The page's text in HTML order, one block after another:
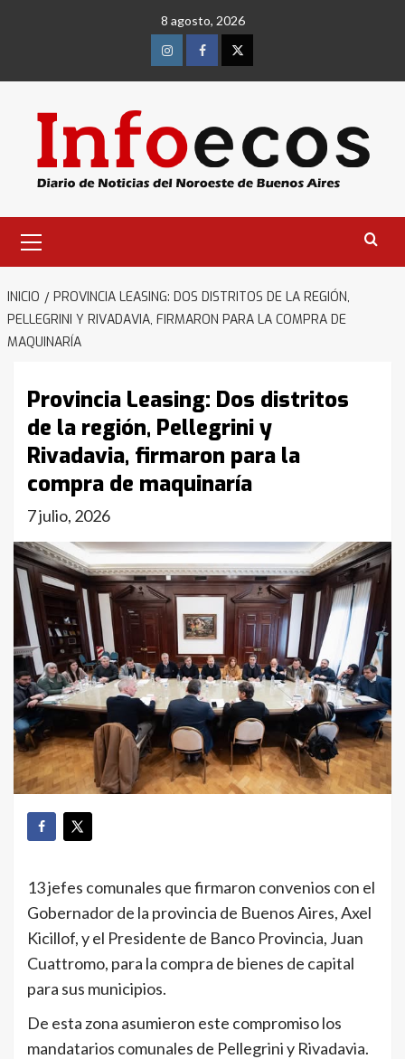
8 agosto, 2026
InstagramFacebookTwitter
primario
INICIO
PROVINCIA LEASING: DOS DISTRITOS DE LA REGIÓN,
PELLEGRINI Y RIVADAVIA, FIRMARON PARA LA COMPRA DE
MAQUINARÍA
Provincia Leasing: Dos distritos
de la región, Pellegrini y
Rivadavia, firmaron para la
compra de maquinaría
7 julio, 2026
13 jefes comunales que firmaron convenios con el
Gobernador de la provincia de Buenos Aires, Axel
Kicillof, y el Presidente de Banco Provincia, Juan
Cuattromo, para la compra de bienes de capital
para sus municipios.
De esta zona asumieron este compromiso los
mandatarios comunales de Pellegrini y Rivadavia.